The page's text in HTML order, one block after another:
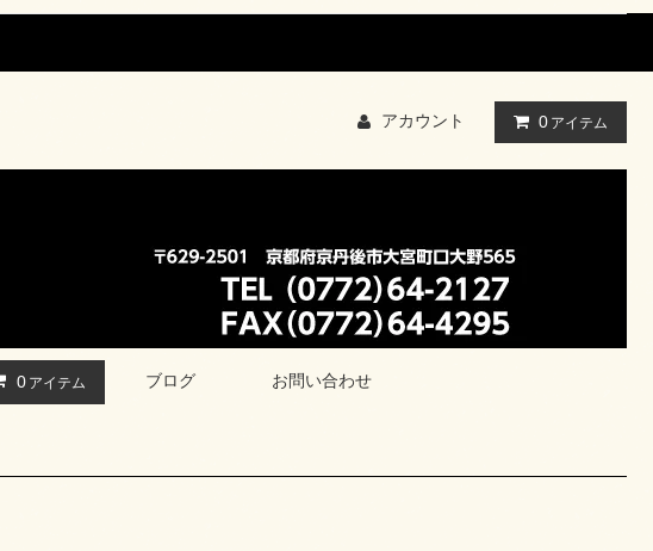
アカウント 0 アイテム
0 アイテム ブログ お問い合わせ